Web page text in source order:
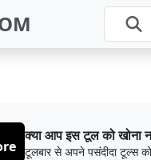
क्या आप इस टूल को खोना
टूलबार से अपने पसंदीदा टूल्स